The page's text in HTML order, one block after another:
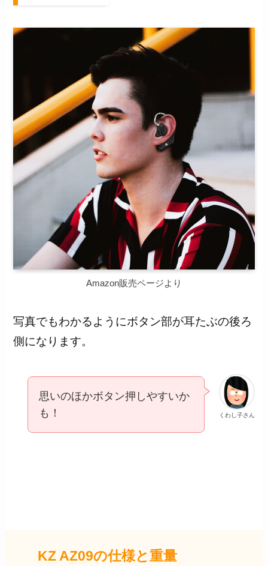
Amazon販売ページより
写真でもわかるようにボタン部が耳たぶの後ろ
側になります。
くわし子さん
思いのほかボタン押しやすいか
も！
KZ AZ09の仕様と重量